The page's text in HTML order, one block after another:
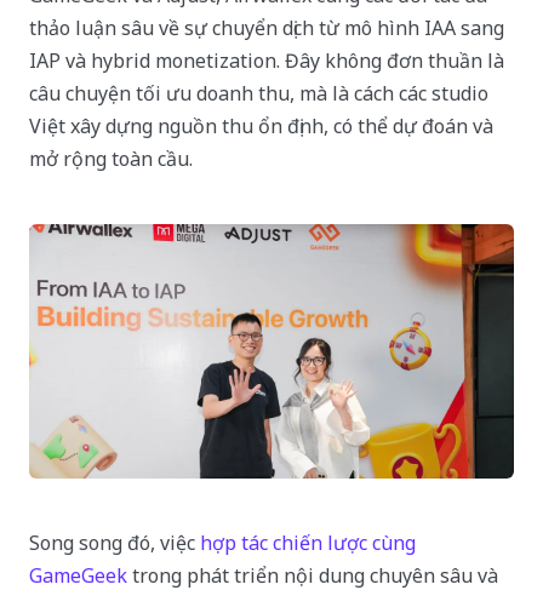
thảo luận sâu về sự chuyển dịch từ mô hình IAA sang
IAP và hybrid monetization. Đây không đơn thuần là
câu chuyện tối ưu doanh thu, mà là cách các studio
Việt xây dựng nguồn thu ổn định, có thể dự đoán và
mở rộng toàn cầu.
Song song đó, việc hợp tác chiến lược cùng
GameGeektrong phát triển nội dung chuyên sâu và